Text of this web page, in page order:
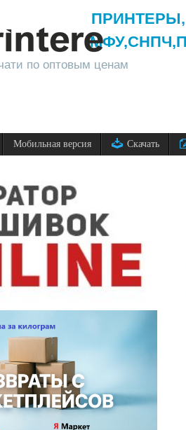
по оптовым ценам
ПРИНТЕРЫ,
МФУ,СНПЧ,
Мобильная версия Скачать